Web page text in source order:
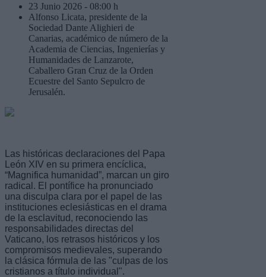
23 Junio 2026 - 08:00 h
Alfonso Licata, presidente de la
Sociedad Dante Alighieri de
Canarias, académico de número de la
Academia de Ciencias, Ingenierías y
Humanidades de Lanzarote,
Caballero Gran Cruz de la Orden
Ecuestre del Santo Sepulcro de
Jerusalén.
Las históricas declaraciones del Papa
León XIV en su primera encíclica,
“Magnifica humanidad”, marcan un giro
radical. El pontífice ha pronunciado
una disculpa clara por el papel de las
instituciones eclesiásticas en el drama
de la esclavitud, reconociendo las
responsabilidades directas del
Vaticano, los retrasos históricos y los
compromisos medievales, superando
la clásica fórmula de las "culpas de los
cristianos a título individual".